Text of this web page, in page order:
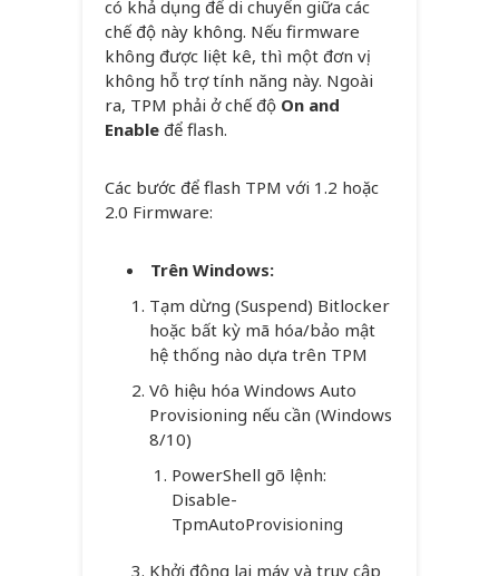
có khả dụng để di chuyển giữa các
chế độ này không. Nếu firmware
không được liệt kê, thì một đơn vị
không hỗ trợ tính năng này. Ngoài
ra, TPM phải ở chế độ On and
Enable để flash.
Các bước để flash TPM với 1.2 hoặc
2.0 Firmware:
Trên Windows:
Tạm dừng (Suspend) Bitlocker
hoặc bất kỳ mã hóa/bảo mật
hệ thống nào dựa trên TPM
Vô hiệu hóa Windows Auto
Provisioning nếu cần (Windows
8/10)
PowerShell gõ lệnh:
Disable-
TpmAutoProvisioning
Khởi động lại máy và truy cập